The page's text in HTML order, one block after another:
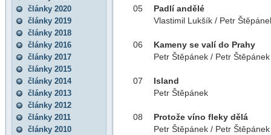
články 2020
články 2019
články 2018
články 2016
články 2017
články 2015
články 2014
články 2013
články 2012
články 2011
články 2010
05
Padlí andělé
Vlastimil Lukšík / Petr
06
Kameny se valí do Prahy
Petr Štěpánek / Petr Štěpánek
07
Island
Petr Štěpánek
08
Protože víno fleky dělá
Petr Štěpánek / Petr Štěpánek